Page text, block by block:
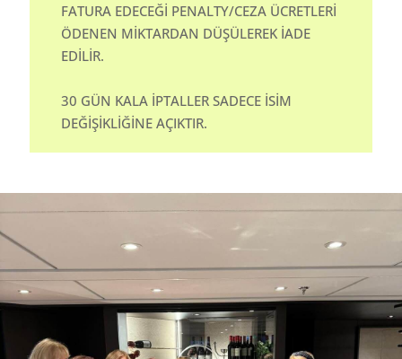
FATURA EDECEĞİ PENALTY/CEZA ÜCRETLERİ
ÖDENEN MİKTARDAN DÜŞÜLEREK İADE
EDİLİR.
30 GÜN KALA İPTALLER SADECE İSİM
DEĞİŞİKLİĞİNE AÇIKTIR.